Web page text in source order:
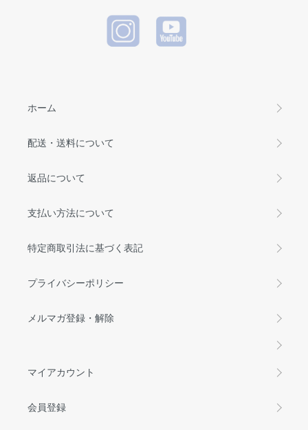
ホーム
配送・送料について
返品について
支払い方法について
特定商取引法に基づく表記
プライバシーポリシー
メルマガ登録・解除
マイアカウント
会員登録